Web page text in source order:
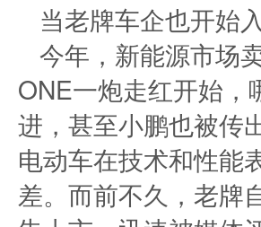
当老牌车企也开始
今年，新能源市场
ONE一炮走红开始，
进，甚至小鹏也被传
电动车在技术和性能
差。而前不久，老牌